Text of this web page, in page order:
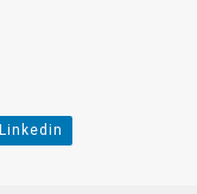
Linkedin